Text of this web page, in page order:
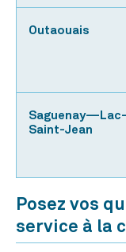
Outaouais
Saguenay—Lac-
Saint-Jean
Posez vos
service à la